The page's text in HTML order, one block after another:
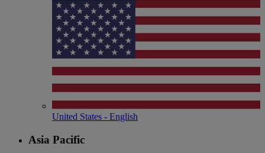
United States - English
Asia Pacific